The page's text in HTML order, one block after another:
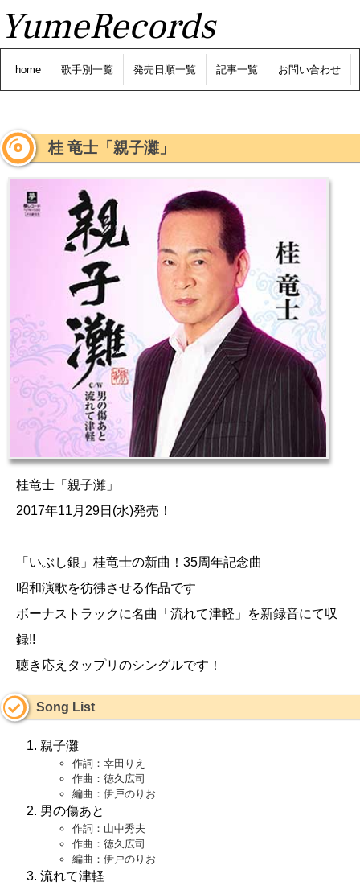
YumeRecords
home 歌手別一覧 発売日順一覧 記事一覧 お問い合わせ
桂 竜士「親子灘」
桂竜士「親子灘」
2017年11月29日(水)発売！
「いぶし銀」桂竜士の新曲！35周年記念曲
昭和演歌を彷彿させる作品です
ボーナストラックに名曲「流れて津軽」を新録音にて収
録!!
聴き応えタップリのシングルです！
Song List
親子灘
作詞：幸田りえ
作曲：徳久広司
編曲：伊戸のりお
男の傷あと
作詞：山中秀夫
作曲：徳久広司
編曲：伊戸のりお
流れて津軽